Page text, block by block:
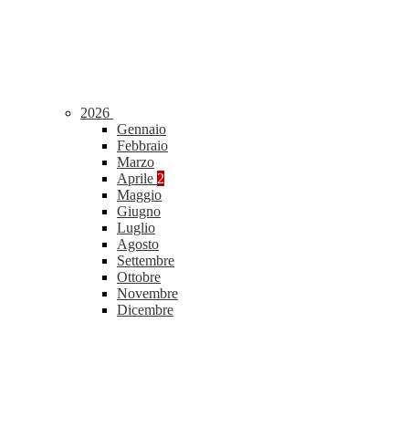
2026
Gennaio
Febbraio
Marzo
Aprile 2
Maggio
Giugno
Luglio
Agosto
Settembre
Ottobre
Novembre
Dicembre